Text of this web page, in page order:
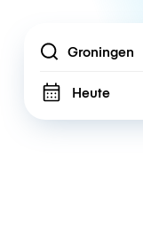
Location
Heute